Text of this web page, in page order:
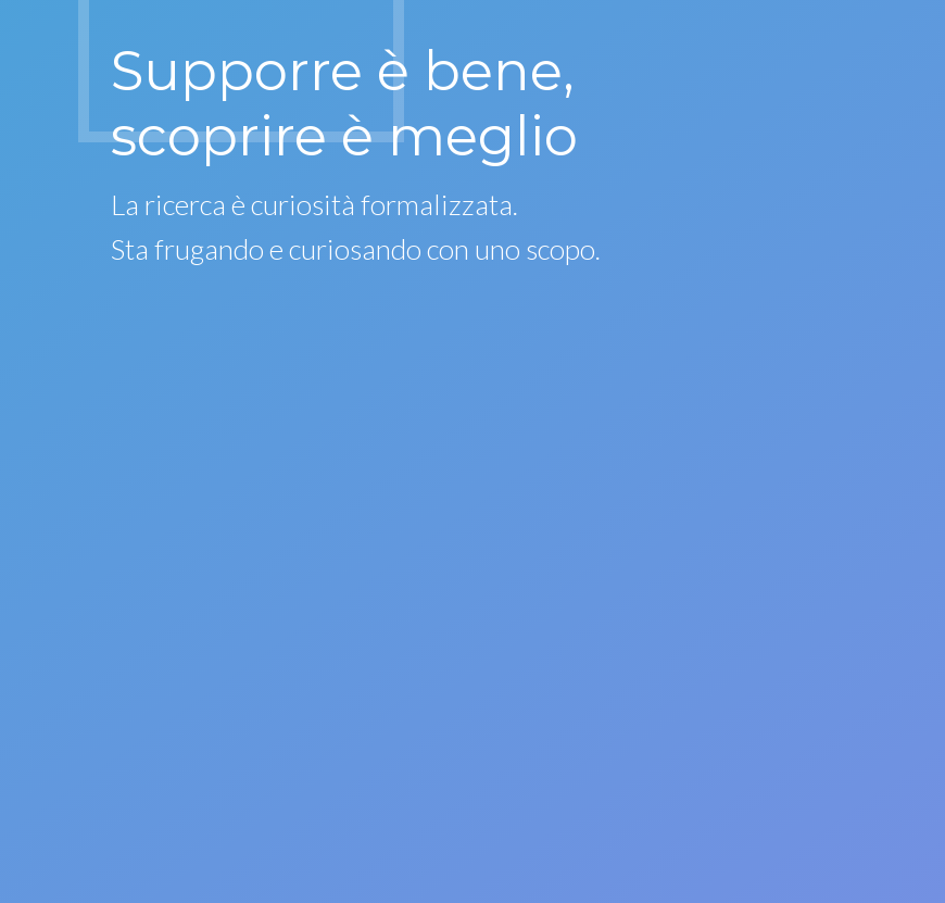
Supporre è bene,
scoprire è meglio
La ricerca è curiosità formalizzata.
Sta frugando e curiosando con uno scopo.